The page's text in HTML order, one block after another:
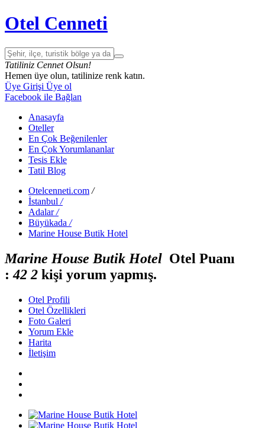
Otel Cenneti
Tatiliniz Cennet Olsun!
Hemen üye olun, tatilinize renk katın.
Üye Girişi Üye ol
Facebook ile Bağlan
Anasayfa
Oteller
En Çok Beğenilenler
En Çok Yorumlananlar
Tesis Ekle
Tatil Blog
Otelcenneti.com /
İstanbul /
Adalar /
Büyükada /
Marine House Butik Hotel
Marine House Butik Hotel Otel Puanı
:42 2 kişi yorum yapmış.
Otel Profili
Otel Özellikleri
Foto Galeri
Yorum Ekle
Harita
İletişim